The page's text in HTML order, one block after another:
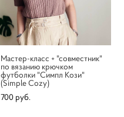
Мастер-класс + "совместник"
по вязанию крючком
футболки "Симпл Кози"
(Simple Cozy)
700 pуб.